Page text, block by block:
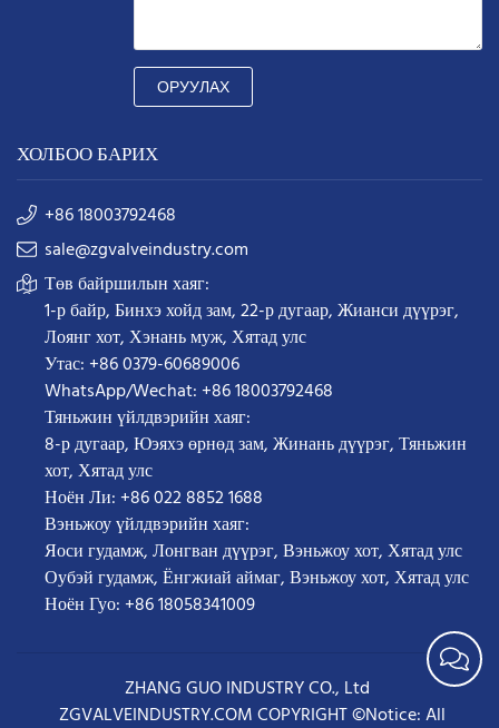
ОРУУЛАХ
ХОЛБОО БАРИХ
+86 18003792468
sale@zgvalveindustry.com
Төв байршилын хаяг:
1-р байр, Бинхэ хойд зам, 22-р дугаар, Жианси дүүрэг,
Лоянг хот, Хэнань муж, Хятад улс
Утас: +86 0379-60689006
WhatsApp/Wechat: +86 18003792468
Тяньжин үйлдвэрийн хаяг:
8-р дугаар, Юэяхэ өрнөд зам, Жинань дүүрэг, Тяньжин
хот, Хятад улс
Ноён Ли: +86 022 8852 1688
Вэньжоу үйлдвэрийн хаяг:
Яоси гудамж, Лонгван дүүрэг, Вэньжоу хот, Хятад улс
Оубэй гудамж, Ёнгжиай аймаг, Вэньжоу хот, Хятад улс
Ноён Гуо: +86 18058341009
ZHANG GUO INDUSTRY CO., Ltd
ZGVALVEINDUSTRY.COM COPYRIGHT ©Notice: All